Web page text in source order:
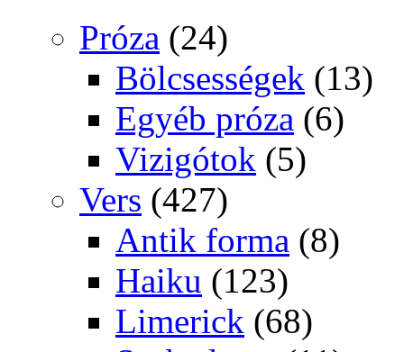
Próza (24)
Bölcsességek (13)
Egyéb próza (6)
Vizigótok (5)
Vers (427)
Antik forma (8)
Haiku (123)
Limerick (68)